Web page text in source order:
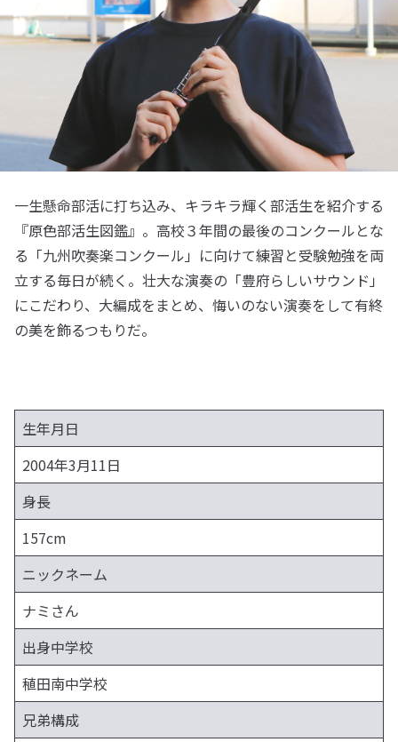
一生懸命部活に打ち込み、キラキラ輝く部活生を紹介する
『原色部活生図鑑』。高校３年間の最後のコンクールとな
る「九州吹奏楽コンクール」に向けて練習と受験勉強を両
立する毎日が続く。壮大な演奏の「豊府らしいサウンド」
にこだわり、大編成をまとめ、悔いのない演奏をして有終
の美を飾るつもりだ。
生年月日
2004年3月11日
身長
157cm
ニックネーム
ナミさん
出身中学校
稙田南中学校
兄弟構成